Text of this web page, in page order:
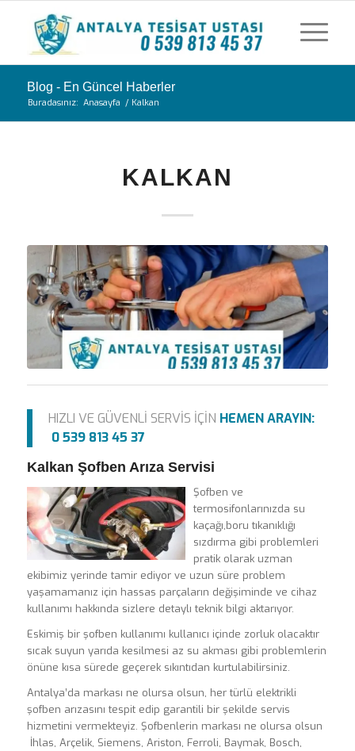
Blog - En Güncel Haberler
Buradasınız: Anasayfa / Kalkan
KALKAN
HIZLI VE GÜVENLİ SERVİS İÇİN HEMEN ARAYIN:
0 539 813 45 37
Kalkan Şofben Arıza Servisi
Şofben ve
termosifonlarınızda su
kaçağı,boru tıkanıklığı
sızdırma gibi problemleri
pratik olarak uzman
ekibimiz yerinde tamir ediyor ve uzun süre problem
yaşamamanız için hassas parçaların değişiminde ve cihaz
kullanımı hakkında sizlere detaylı teknik bilgi aktarıyor.
Eskimiş bir şofben kullanımı kullanıcı içinde zorluk olacaktır
sıcak suyun yarıda kesilmesi az su akması gibi problemlerin
önüne kısa sürede geçerek sıkıntıdan kurtulabilirsiniz.
Antalya’da markası ne olursa olsun, her türlü elektrikli
şofben arızasını tespit edip garantili bir şekilde servis
hizmetini vermekteyiz. Şofbenlerin markası ne olursa olsun
İhlas, Arçelik, Siemens, Ariston, Ferroli, Baymak, Bosch,